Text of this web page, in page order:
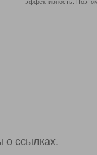
эффективность.
о ссылках.